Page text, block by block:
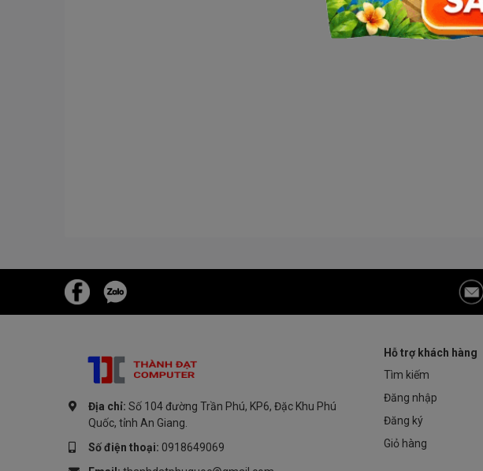
Địa chỉ: Số 104 đường Trần Phú, KP6, Đặc Khu Phú
Quốc, tỉnh An Giang.
Số điện thoại: 0918649069
Hỗ trợ khách hàng
Tìm kiếm
Đăng nhập
Đăng ký
Giỏ hàng